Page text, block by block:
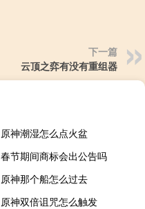
下一篇
云顶之弈有没有重组器
原神潮湿怎么点火盆
春节期间商标会出公告吗
原神那个船怎么过去
原神双倍诅咒怎么触发